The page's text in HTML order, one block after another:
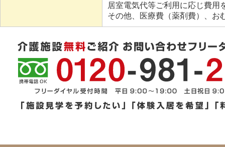
居室電気代等ご利用に応じ費用
その他、医療費（薬剤費）、お